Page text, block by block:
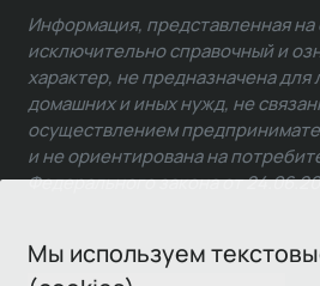
Мы используем
Информация, представленная на
исключительно справочный и
характер, не предназначена
домашних и иных нужд, не
осуществлением
и не ориентирована на
Федерального закона от